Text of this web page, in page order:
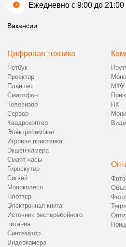
Ежедневно с 9:00 до 21:00
Вакансии
Цифровая техника
Нетбук
Проектор
Планшет
Смартфон
Телевизор
Сервер
Квадрокоптер
Электросамокат
Игровая приставка
Экшен-камера
Смарт-часы
Гироскутер
Сигвей
Моноколесо
Плоттер
Электронная книга
Источник бесперебойного
питания
Синтезатор
Видеокамера
МФУ
ПК